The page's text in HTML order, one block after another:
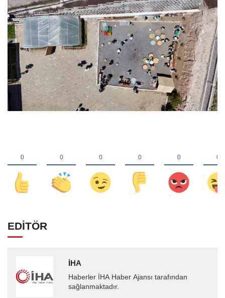
EDİTÖR
İHA
Haberler İHA Haber Ajansı tarafından
sağlanmaktadır.